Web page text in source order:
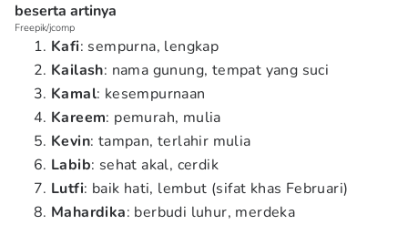
beserta artinya
Freepik/jcomp
Kafi: sempurna, lengkap
Kailash: nama gunung, tempat yang suci
Kamal: kesempurnaan
Kareem: pemurah, mulia
Kevin: tampan, terlahir mulia
Labib: sehat akal, cerdik
Lutfi: baik hati, lembut (sifat khas Februari)
Mahardika: berbudi luhur, merdeka